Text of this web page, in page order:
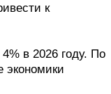
к
в 2026 году. По
экономики